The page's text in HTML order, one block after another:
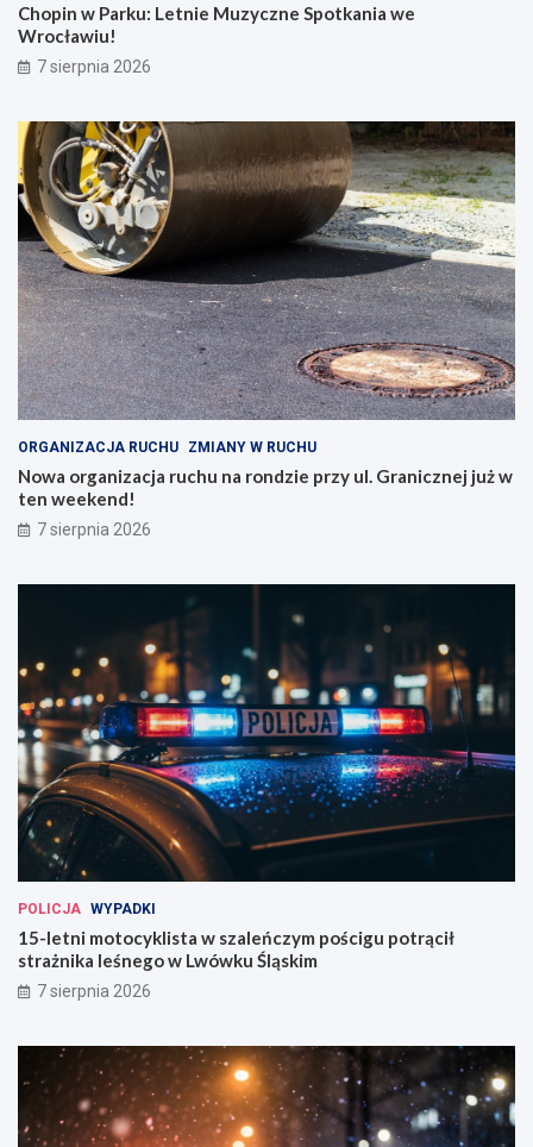
Chopin w Parku: Letnie Muzyczne Spotkania we
Wrocławiu!
7 sierpnia 2026
ORGANIZACJA RUCHU ZMIANY W RUCHU
Nowa organizacja ruchu na rondzie przy ul. Granicznej już w
ten weekend!
7 sierpnia 2026
POLICJA WYPADKI
15-letni motocyklista w szaleńczym pościgu potrącił
strażnika leśnego w Lwówku Śląskim
7 sierpnia 2026